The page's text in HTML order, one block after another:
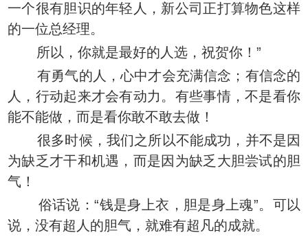
一个很有胆识的年轻人，新公司正打算物色这样
的一位总经理。
所以，你就是最好的人选，祝贺你！”
有勇气的人，心中才会充满信念；有信念的
人，行动起来才会有动力。有些事情，不是看你
能不能做，而是看你敢不敢去做！
很多时候，我们之所以不能成功，并不是因
为缺乏才干和机遇，而是因为缺乏大胆尝试的胆
气！
俗话说：“钱是身上衣，胆是身上魂”。可以
说，没有超人的胆气，就难有超凡的成就。